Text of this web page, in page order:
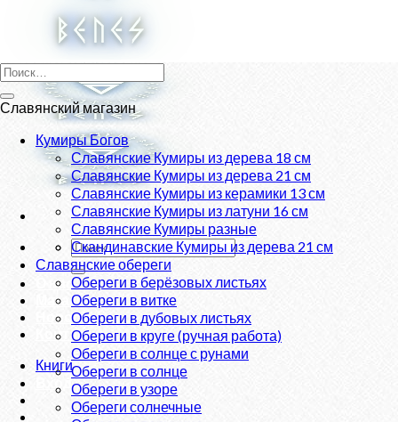
Искать:
О нас
Магазин
Новости
Контакты
Книги
Вход
Искать:
Славянский магазин
Кумиры Богов
Славянские Кумиры из дерева 18 см
Славянские Кумиры из дерева 21 см
Славянские Кумиры из керамики 13 см
Славянские Кумиры из латуни 16 см
Славянские Кумиры разные
Скандинавские Кумиры из дерева 21 см
Славянские обереги
Обереги в берёзовых листьях
Обереги в витке
Обереги в дубовых листьях
Обереги в круге (ручная работа)
Обереги в солнце с рунами
Обереги в солнце
Обереги в узоре
Обереги солнечные